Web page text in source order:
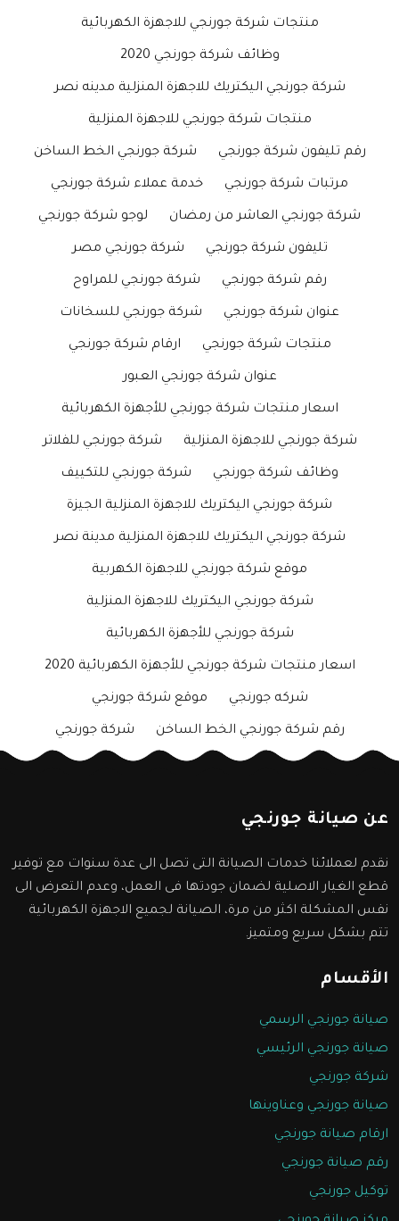
منتجات شركة جورنجي للاجهزة الكهربائية
وظائف شركة جورنجي 2020
شركة جورنجي اليكتريك للاجهزة المنزلية مدينه نصر
منتجات شركة جورنجي للاجهزة المنزلية
رقم تليفون شركة جورنجي شركة جورنجي الخط الساخن
مرتبات شركة جورنجي خدمة عملاء شركة جورنجي
شركة جورنجي العاشر من رمضان لوجو شركة جورنجي
تليفون شركة جورنجي شركة جورنجي مصر
رقم شركة جورنجي شركة جورنجي للمراوح
عنوان شركة جورنجي شركة جورنجي للسخانات
منتجات شركة جورنجي ارقام شركة جورنجي
عنوان شركة جورنجي العبور
اسعار منتجات شركة جورنجي للأجهزة الكهربائية
شركة جورنجي للاجهزة المنزلية شركة جورنجي للفلاتر
وظائف شركة جورنجي شركة جورنجي للتكييف
شركة جورنجي اليكتريك للاجهزة المنزلية الجيزة
شركة جورنجي اليكتريك للاجهزة المنزلية مدينة نصر
موقع شركة جورنجي للاجهزة الكهربية
شركة جورنجي اليكتريك للاجهزة المنزلية
شركة جورنجي للأجهزة الكهربائية
اسعار منتجات شركة جورنجي للأجهزة الكهربائية 2020
شركه جورنجي موقع شركة جورنجي
رقم شركة جورنجي الخط الساخن شركة جورنجي
عن صيانة جورنجي
نقدم لعملائنا خدمات الصيانة التى تصل الى عدة سنوات مع توفير
قطع الغيار الاصلية لضمان جودتها فى العمل، وعدم التعرض الى
نفس المشكلة اكثر من مرة، الصيانة لجميع الاجهزة الكهربائية
تتم بشكل سريع ومتميز.
الأقسام
صيانة جورنجي الرسمي
صيانة جورنجي الرئيسي
شركة جورنجي
صيانة جورنجي وعناوينها
ارقام صيانة جورنجي
رقم صيانة جورنجي
توكيل جورنجي